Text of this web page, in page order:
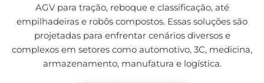
AGV para tração, reboque e classificação, até
empilhadeiras e robôs compostos. Essas soluções são
projetadas para enfrentar cenários diversos e
complexos em setores como automotivo, 3C, medicina,
armazenamento, manufatura e logística.